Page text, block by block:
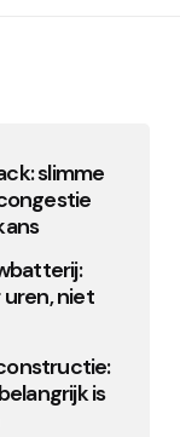
slimme
uren, niet
is